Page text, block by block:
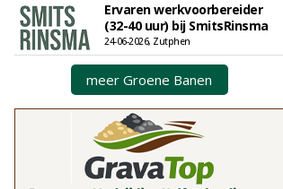
Ervaren werkvoorbereider
(32-40 uur) bij SmitsRinsma
24-06-2026, Zutphen
meer Groene Banen